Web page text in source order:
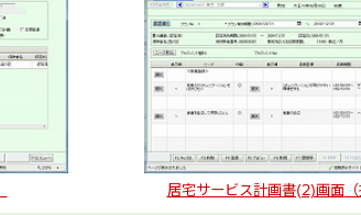
居宅サービス計画書(2)画面（